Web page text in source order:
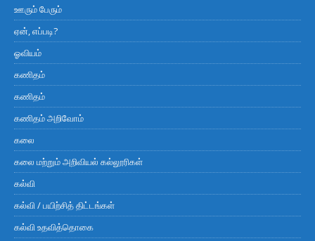
ஊரும் பேரும்
ஏன், எப்படி?
ஓவியம்
கணிதம்
கணிதம்
கணிதம் அறிவோம்
கலை
கலை மற்றும் அறிவியல் கல்லூரிகள்
கல்வி
கல்வி / பயிற்சித் திட்டங்கள்
கல்வி உதவித்தொகை